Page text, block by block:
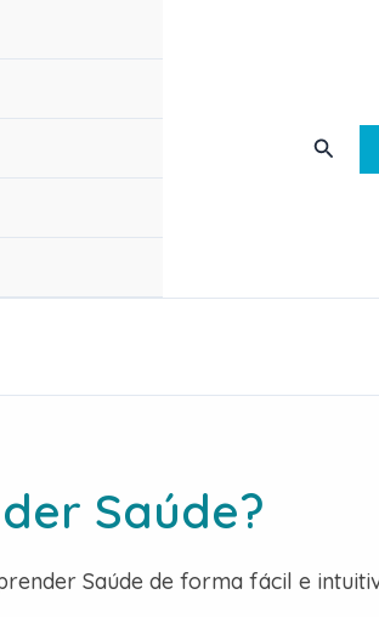
Search
Saúde?
Saúde de forma fácil e